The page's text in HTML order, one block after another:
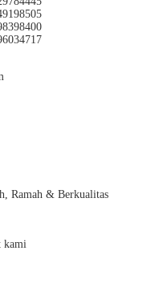
Ramah & Berkualitas
kami